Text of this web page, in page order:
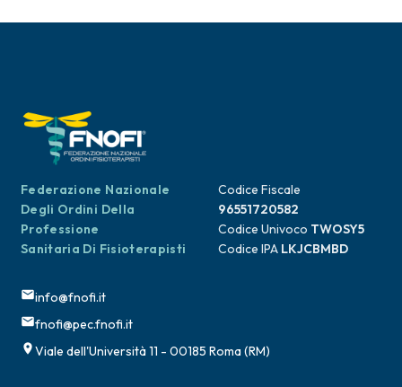
Federazione Nazionale
Degli Ordini Della
Professione
Sanitaria Di Fisioterapisti
Codice Fiscale
96551720582
Codice Univoco TWOSY5
Codice IPA LKJCBMBD
info@fnofi.it
fnofi@pec.fnofi.it
Viale dell'Università 11 - 00185 Roma (RM)